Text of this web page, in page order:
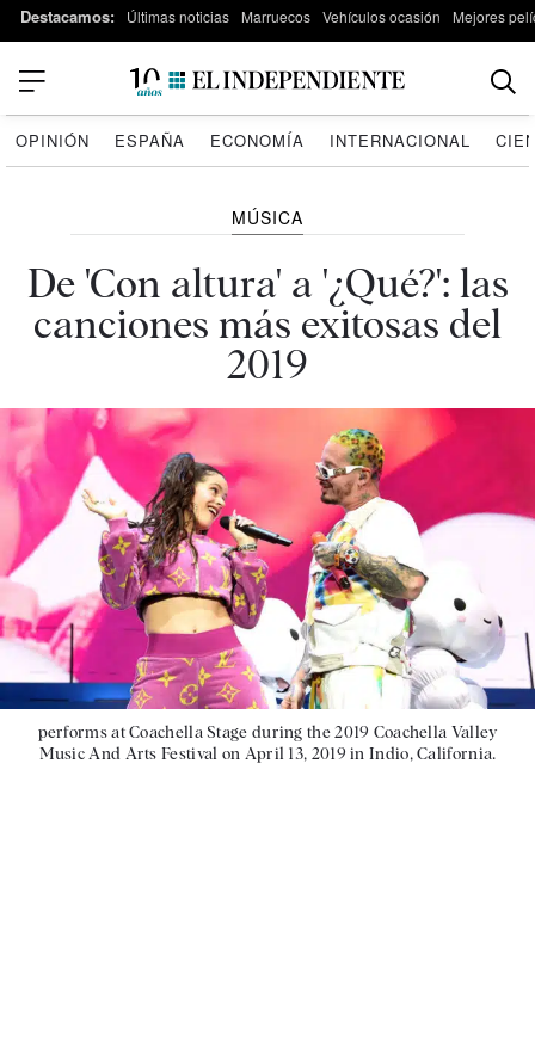
Destacamos: Últimas noticias Marruecos Vehículos ocasión Mejores
OPINIÓN ESPAÑA ECONOMÍA INTERNACIONAL
MÚSICA
De 'Con altura' a '¿Qué?': las
canciones más exitosas del
2019
performs at Coachella Stage during the 2019 Coachella Valley
Music And Arts Festival on April 13, 2019 in Indio, California.